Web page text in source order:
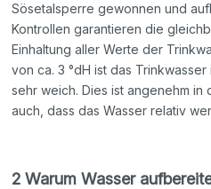
Sösetalsperre gewonnen und
Kontrollen garantieren die
Einhaltung aller Werte der
von ca. 3 °dH ist das
sehr weich. Dies ist angenehm
auch, dass das Wasser relativ
2 Warum Wasser